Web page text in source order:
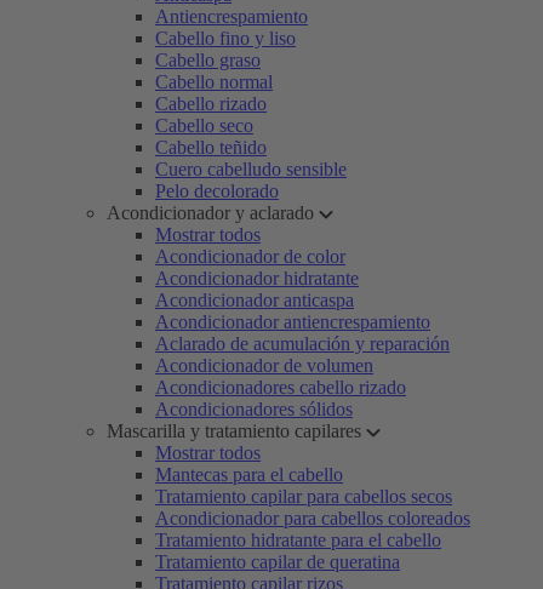
Antiencrespamiento
Cabello fino y liso
Cabello graso
Cabello normal
Cabello rizado
Cabello seco
Cabello teñido
Cuero cabelludo sensible
Pelo decolorado
Acondicionador y aclarado
Mostrar todos
Acondicionador de color
Acondicionador hidratante
Acondicionador anticaspa
Acondicionador antiencrespamiento
Aclarado de acumulación y reparación
Acondicionador de volumen
Acondicionadores cabello rizado
Acondicionadores sólidos
Mascarilla y tratamiento capilares
Mostrar todos
Mantecas para el cabello
Tratamiento capilar para cabellos secos
Acondicionador para cabellos coloreados
Tratamiento hidratante para el cabello
Tratamiento capilar de queratina
Tratamiento capilar rizos